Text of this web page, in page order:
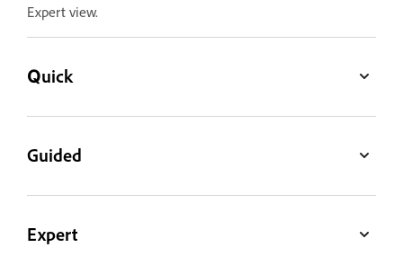
Expert view.
Quick
Guided
Expert